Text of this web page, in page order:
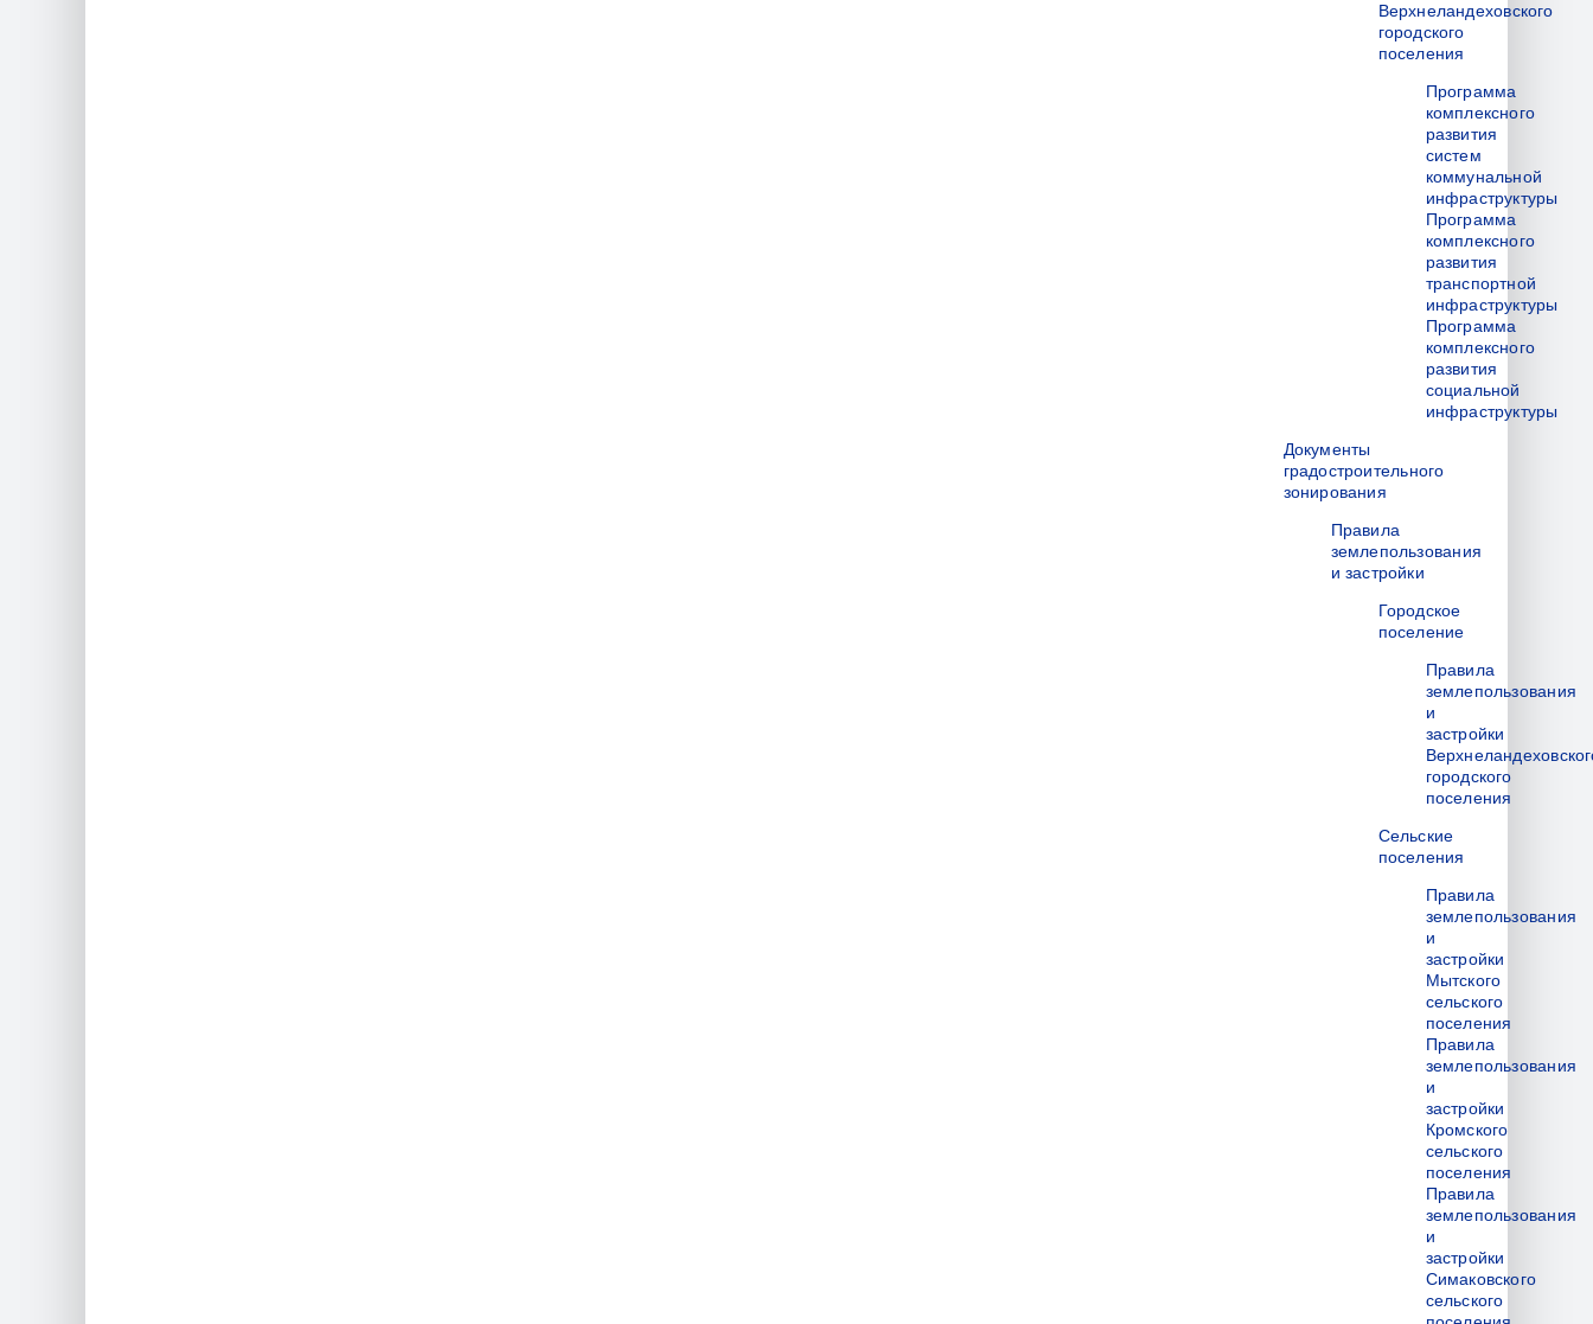
Верхнеландеховского
городского
поселения
Программа
комплексного
развития
систем
коммунальной
инфраструктуры
Программа
комплексного
развития
транспортной
инфраструктуры
Программа
комплексного
развития
социальной
инфраструктуры
Документы
градостроительного
зонирования
Правила
землепользования
и застройки
Городское
поселение
Правила
землепользования
и
застройки
городского
поселения
Сельские
поселения
Правила
землепользования
и
застройки
Мытского
сельского
поселения
Правила
землепользования
и
застройки
Кромского
сельского
поселения
Правила
землепользования
и
застройки
Симаковского
сельского